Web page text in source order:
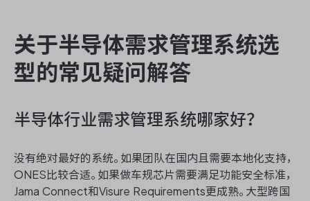
关于半导体需求管理系统选
型的常见疑问解答
半导体行业需求管理系统哪家好？
没有绝对最好的系统。如果团队在国内且需要本地化支持，
ONES比较合适。如果做车规芯片需要满足功能安全标准，
Jama Connect和Visure Requirements更成熟。大型跨国